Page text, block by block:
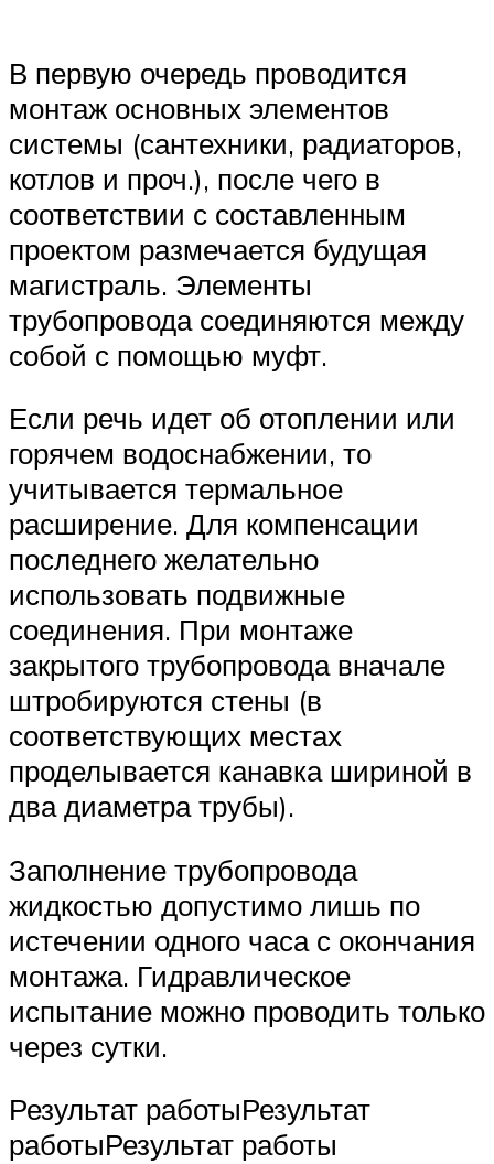
В первую очередь проводится
монтаж основных элементов
системы (сантехники, радиаторов,
котлов и проч.), после чего в
соответствии с составленным
проектом размечается будущая
магистраль. Элементы
трубопровода соединяются между
собой с помощью муфт.
Если речь идет об отоплении или
горячем водоснабжении, то
учитывается термальное
расширение. Для компенсации
последнего желательно
использовать подвижные
соединения. При монтаже
закрытого трубопровода вначале
штробируются стены (в
соответствующих местах
проделывается канавка шириной в
два диаметра трубы).
Заполнение трубопровода
жидкостью допустимо лишь по
истечении одного часа с окончания
монтажа. Гидравлическое
испытание можно проводить только
через сутки.
Результат работыРезультат
работыРезультат работы